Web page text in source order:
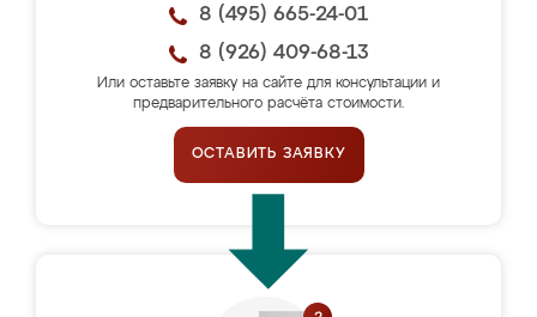
8 (495) 665-24-01
8 (926) 409-68-13
Или оставьте заявку на сайте для консультации и
предварительного расчёта стоимости.
ОСТАВИТЬ ЗАЯВКУ